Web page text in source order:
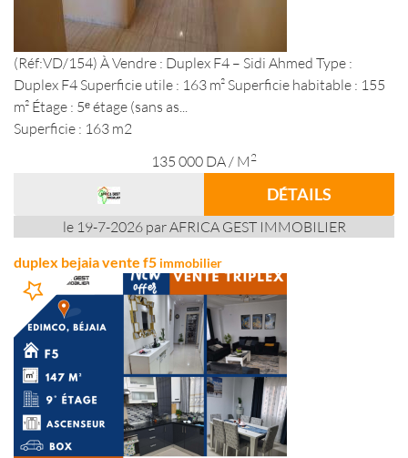
(Réf:VD/154) À Vendre : Duplex F4 – Sidi Ahmed Type :
Duplex F4 Superficie utile : 163 m² Superficie habitable : 155
m² Étage : 5ᵉ étage (sans as...
Superficie : 163 m2
135 000 DA/ M 2
DÉTAILS
le 19-7-2026 par AFRICA GEST IMMOBILIER
duplex bejaia vente f5 immobilier